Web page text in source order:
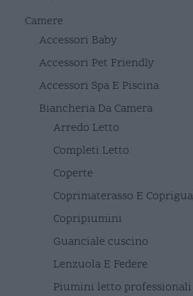
Camere
Accessori Baby
Accessori Pet Friendly
Accessori Spa E Piscina
Biancheria Da Camera
Arredo Letto
Completi Letto
Coperte
Coprimaterasso E
Copripiumini
Guanciale cuscino
Lenzuola E Federe
Piumini letto professionali